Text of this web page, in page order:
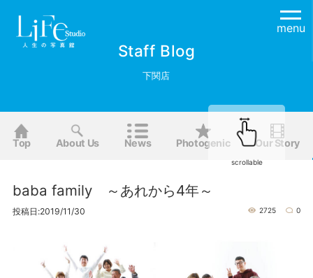
menu
Staff Blog
下関店
Top About Us News Photogenic Our Story
scrollable
baba family ～あれから4年～
投稿日:2019/11/30 2725 0